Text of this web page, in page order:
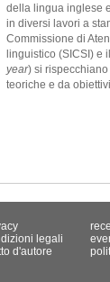
della lingua inglese
in diversi lavori a
Commissione di
linguistico (SICSI)
year) si
teoriche e da
legali
d'autore